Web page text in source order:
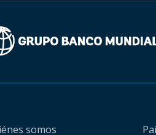
somos